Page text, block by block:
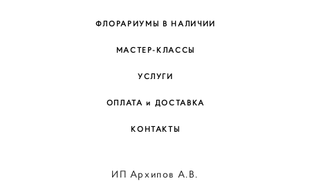
ФЛОРАРИУМЫ В НАЛИЧИИ
МАСТЕР-КЛАССЫ
УСЛУГИ
ОПЛАТА и ДОСТАВКА
КОНТАКТЫ
ИП Архипов А.В.